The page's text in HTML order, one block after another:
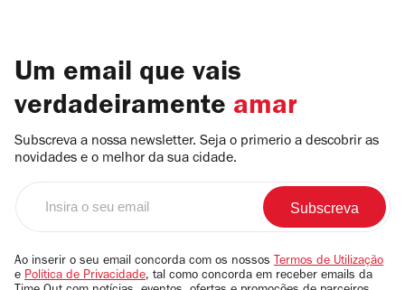
Um email que vais
verdadeiramente amar
Subscreva a nossa newsletter. Seja o primerio a descobrir as
novidades e o melhor da sua cidade.
email
Ao inserir o seu email concorda com os nossos Termos de Utilização
e Política de Privacidade, tal como concorda em receber emails da